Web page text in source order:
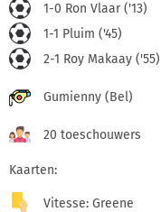
1-0 Ron Vlaar ('13)
1-1 Pluim ('45)
2-1 Roy Makaay ('55)
Gumienny (Bel)
20 toeschouwers
Kaarten:
Vitesse: Greene